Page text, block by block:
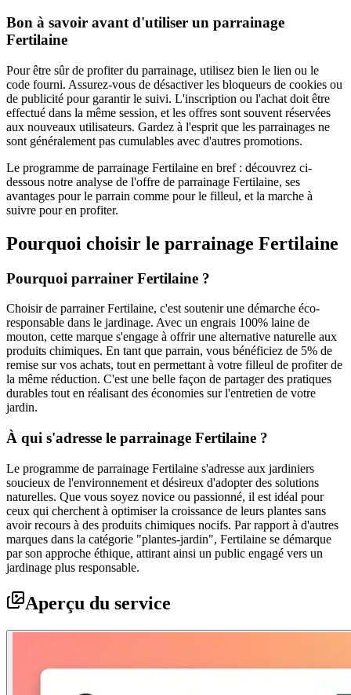
Bon à savoir avant d'utiliser un parrainage
Fertilaine
Pour être sûr de profiter du parrainage, utilisez bien le lien ou le
code fourni. Assurez-vous de désactiver les bloqueurs de cookies ou
de publicité pour garantir le suivi. L'inscription ou l'achat doit être
effectué dans la même session, et les offres sont souvent réservées
aux nouveaux utilisateurs. Gardez à l'esprit que les parrainages ne
sont généralement pas cumulables avec d'autres promotions.
Le programme de parrainage Fertilaine en bref : découvrez ci-
dessous notre analyse de l'offre de parrainage Fertilaine, ses
avantages pour le parrain comme pour le filleul, et la marche à
suivre pour en profiter.
Pourquoi choisir le parrainage Fertilaine
Pourquoi parrainer Fertilaine ?
Choisir de parrainer Fertilaine, c'est soutenir une démarche éco-
responsable dans le jardinage. Avec un engrais 100% laine de
mouton, cette marque s'engage à offrir une alternative naturelle aux
produits chimiques. En tant que parrain, vous bénéficiez de 5% de
remise sur vos achats, tout en permettant à votre filleul de profiter de
la même réduction. C'est une belle façon de partager des pratiques
durables tout en réalisant des économies sur l'entretien de votre
jardin.
À qui s'adresse le parrainage Fertilaine ?
Le programme de parrainage Fertilaine s'adresse aux jardiniers
soucieux de l'environnement et désireux d'adopter des solutions
naturelles. Que vous soyez novice ou passionné, il est idéal pour
ceux qui cherchent à optimiser la croissance de leurs plantes sans
avoir recours à des produits chimiques nocifs. Par rapport à d'autres
marques dans la catégorie "plantes-jardin", Fertilaine se démarque
par son approche éthique, attirant ainsi un public engagé vers un
jardinage plus responsable.
Aperçu du service